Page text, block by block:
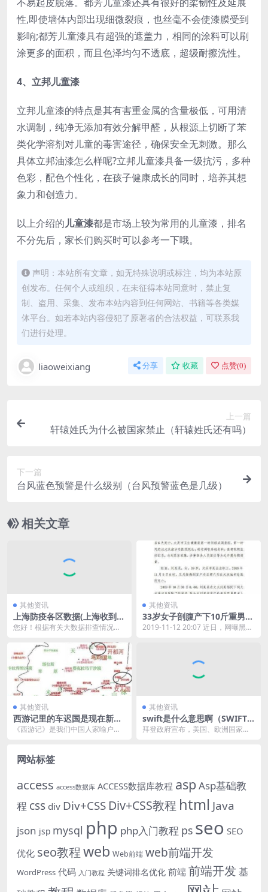
性,即使墙体内部出现细微裂痕，也丝毫不会使漆膜受到
影响;都芳儿童漆具有超强的遮盖力，相同的涂料可以刷
涂更多的面积，而且色泽均匀不透底，超级耐擦洗性。
4、立邦儿童漆
立邦儿童漆的特点是其有害重金属的含量极低，可用清
水调制，纯净无添加有效分解甲醛，从根源上切断了苯
类化学溶剂对儿童的毒害途径，确保安全无刺激。那么
具体立邦油漆怎么样呢?立邦儿童漆具备一级抗污，多种
色彩，配色个性化，在孩子健康成长的同时，培养其想
象力和创造力。
以上介绍的儿童漆都是市场上较为常用的儿童漆，排名
不分先后，家长们购买时可以参考一下哦。
声明：本站所有文章，如无特殊说明或标注，均为本站原
创发布。任何个人或组织，在未征得本站同意时，禁止复
制、盗用、采集、发布本站内容到任何网站、书籍等各类媒
体平台。如若本站内容侵犯了原著者的合法权益，可联系我
们进行处理。
liaoweixiang 分享 收藏 点赞(0)
上一篇
轩辕姓氏为什么被国家禁止（轩辕姓氏还有吗）
下一篇
台风蓝色预警是什么级别（台风预警蓝色是几级）
相关文章
其他资讯
上海防疫各区数据(上海收到大
数据防疫短信怎么办)
您好！根据有关大数据排查情况，
直接或间接接触的风险...
其他资讯
33岁女子剖腹产下10斤重男
婴，出院前突然去世死因成
2019-11-12 20:07 近日，网曝黑龙
其他资讯
西游记里的车迟国是现在新疆
库车对吗(西游记里的车迟国是
《西游记》是我们中国人家喻户晓
其他资讯
swift是什么意思啊（SWIFT
啥意思）
拜登政府宣布，美国、欧洲国家和
网站标签
access access数据库 ACCESS数据库教程 asp Asp基础教
程 css div Div+CSS Div+CSS教程 html Java
json jsp mysql php php入门教程 ps seo SEO
优化 seo教程web Web前端 web前端开发
WordPress 代码 入门教程 关键词排名优化 前端 前端开发 基